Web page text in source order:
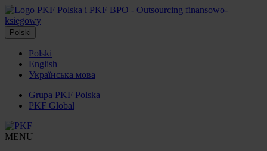
Polski
Polski
English
Українська мова
Grupa PKF Polska
PKF Global
MENU